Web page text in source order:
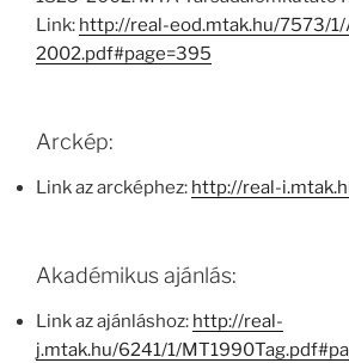
Link: http://real-eod.mtak.hu/7573/1/
2002.pdf#page=395
Arckép:
Link az arcképhez: http://real-
Akadémikus ajánlás:
Link az ajánláshoz: http://real-
j.mtak.hu/6241/1/